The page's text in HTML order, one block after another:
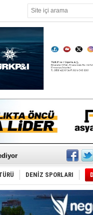
DENİZ SPORLARI